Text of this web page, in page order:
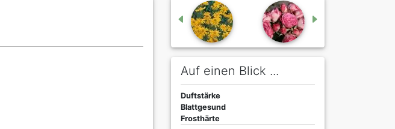
Auf einen Blick ...
Duftstärke
Blattgesund
Frosthärte